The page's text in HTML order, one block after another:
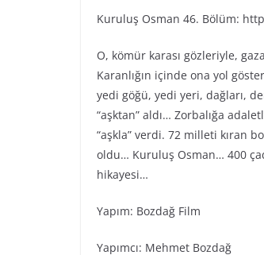
Kuruluş Osman 46. Bölüm:
O, kömür karası gözleriyle,
Karanlığın içinde ona yol
yedi göğü, yedi yeri, dağları,
“aşktan” aldı… Zorbalığa
“aşkla” verdi. 72 milleti kıran
oldu… Kuruluş Osman… 400
hikayesi…
Yapım: Bozdağ Film
Yapımcı: Mehmet Bozdağ